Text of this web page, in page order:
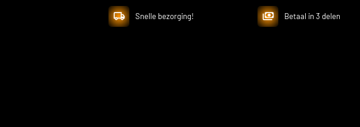
Snelle bezorging! Betaal in 3 delen